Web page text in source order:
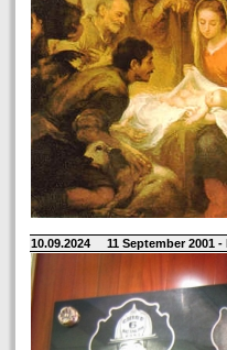
10.09.2024 11 September 2001